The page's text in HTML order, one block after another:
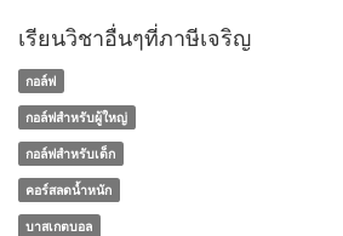
เรียนวิชาอื่นๆที่ภาษีเจริญ
กอล์ฟ
กอล์ฟสำหรับผู้ใหญ่
กอล์ฟสำหรับเด็ก
คอร์สลดน้ำหนัก
บาสเกตบอล